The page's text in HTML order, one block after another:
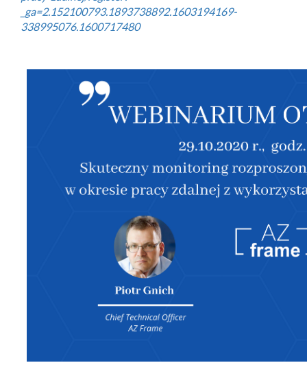
_ga=2.152100793.1893738892.1603194169-
338995076.1600717480